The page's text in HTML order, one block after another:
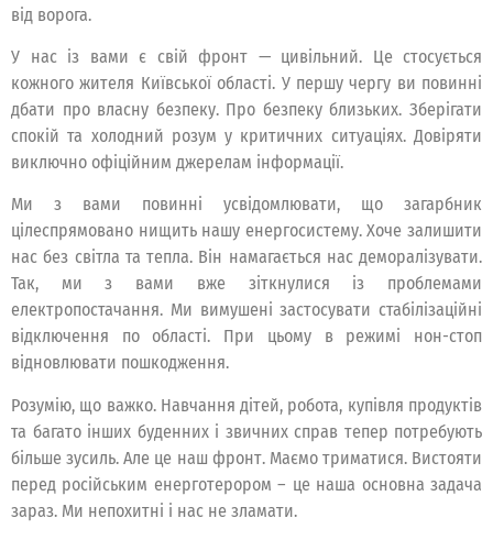
від ворога.
У нас із вами є свій фронт — цивільний. Це стосується
кожного жителя Київської області. У першу чергу ви повинні
дбати про власну безпеку. Про безпеку близьких. Зберігати
спокій та холодний розум у критичних ситуаціях. Довіряти
виключно офіційним джерелам інформації.
Ми з вами повинні усвідомлювати, що загарбник
цілеспрямовано нищить нашу енергосистему. Хоче залишити
нас без світла та тепла. Він намагається нас деморалізувати.
Так, ми з вами вже зіткнулися із проблемами
електропостачання. Ми вимушені застосувати стабілізаційні
відключення по області. При цьому в режимі нон-стоп
відновлювати пошкодження.
Розумію, що важко. Навчання дітей, робота, купівля продуктів
та багато інших буденних і звичних справ тепер потребують
більше зусиль. Але це наш фронт. Маємо триматися. Вистояти
перед російським енерготерором – це наша основна задача
зараз. Ми непохитні і нас не зламати.